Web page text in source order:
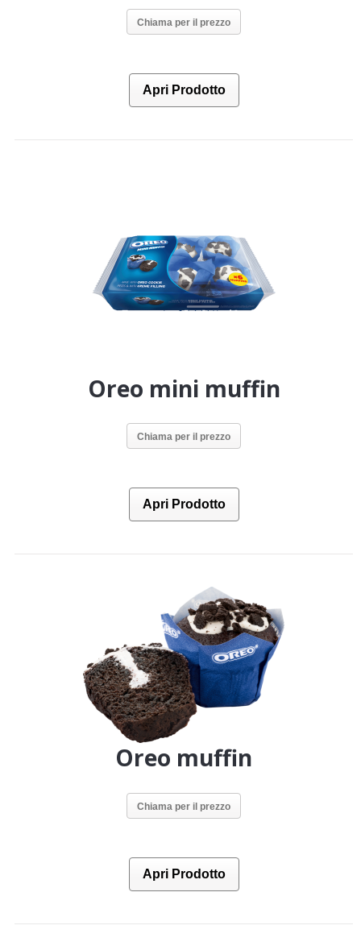
Chiama per il prezzo
Apri Prodotto
Oreo mini muffin
Chiama per il prezzo
Apri Prodotto
Oreo muffin
Chiama per il prezzo
Apri Prodotto